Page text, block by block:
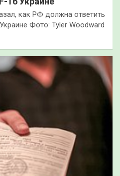
как РФ должна ответить
Фото: Tyler Woodward